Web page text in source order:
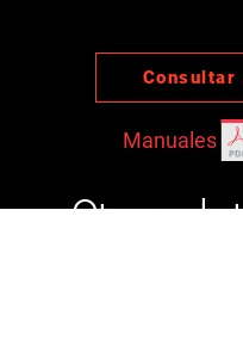
Consultar
Manuales
Otros